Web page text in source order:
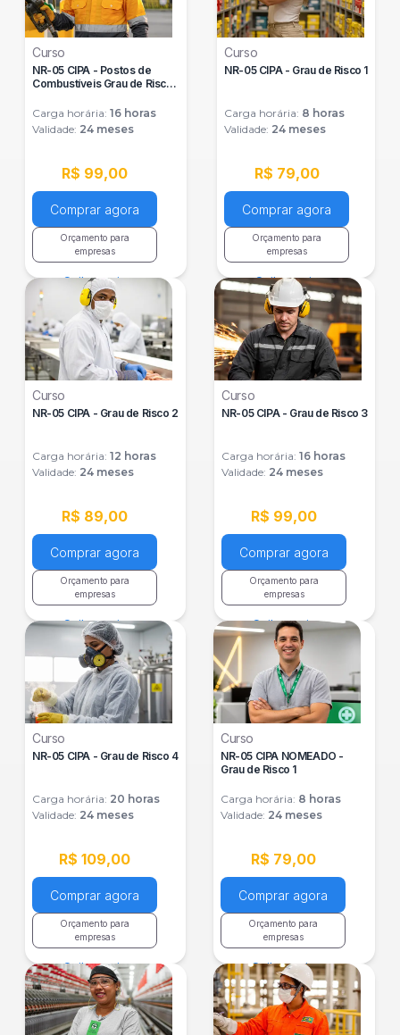
Curso
NR-05 CIPA - Postos de
Combustíveis Grau de Risco
Carga horária: 16 horas
Validade: 24 meses
R$ 99,00
Comprar agora
Orçamento para
empresas
Saiba mais
Curso
NR-05 CIPA - Grau de Risco 1
Carga horária: 8 horas
Validade: 24 meses
R$ 79,00
Comprar agora
Orçamento para
empresas
Saiba mais
Curso
NR-05 CIPA - Grau de Risco 2
Carga horária: 12 horas
Validade: 24 meses
R$ 89,00
Comprar agora
Orçamento para
empresas
Saiba mais
Curso
NR-05 CIPA - Grau de Risco 3
Carga horária: 16 horas
Validade: 24 meses
R$ 99,00
Comprar agora
Orçamento para
empresas
Saiba mais
Curso
NR-05 CIPA - Grau de Risco 4
Carga horária: 20 horas
Validade: 24 meses
R$ 109,00
Comprar agora
Orçamento para
empresas
Saiba mais
Curso
NR-05 CIPA NOMEADO -
Grau de Risco 1
Carga horária: 8 horas
Validade: 24 meses
R$ 79,00
Comprar agora
Orçamento para
empresas
Saiba mais